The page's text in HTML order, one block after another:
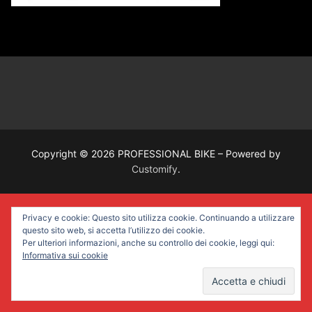
Copyright © 2026 PROFESSIONAL BIKE – Powered by
Customify.
Privacy e cookie: Questo sito utilizza cookie. Continuando a utilizzare
questo sito web, si accetta l’utilizzo dei cookie.
Per ulteriori informazioni, anche su controllo dei cookie, leggi qui:
Informativa sui cookie